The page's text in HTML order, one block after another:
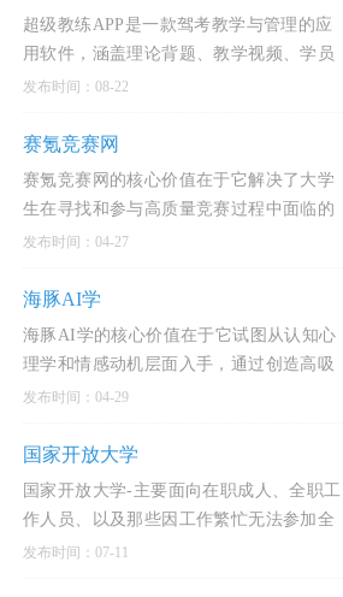
超级教练APP是一款驾考教学与管理的应
用软件，涵盖理论背题、教学视频、学员
管理、招生宣传等实用功能，教练可随时
发布时间：08-22
赛氪竞赛网
赛氪竞赛网的核心价值在于它解决了大学
生在寻找和参与高质量竞赛过程中面临的
信息不对称、流程繁琐、资源分散等核心
发布时间：04-27
海豚AI学
海豚AI学的核心价值在于它试图从认知心
理学和情感动机层面入手，通过创造高吸
引力的知识载体(动画电影)和构建正向的
发布时间：04-29
国家开放大学
国家开放大学-主要面向在职成人、全职工
作人员、以及那些因工作繁忙无法参加全
日制学习的人群.
发布时间：07-11